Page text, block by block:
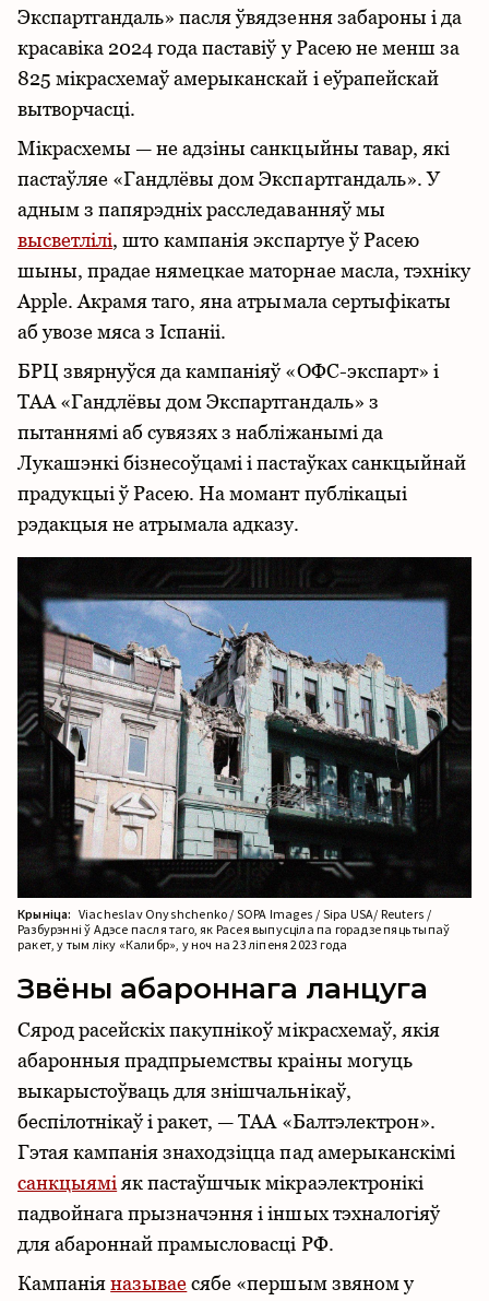
Экспартгандаль» пасля ўвядзення забароны і да
красавіка 2024 года паставіў у Расею не менш за
825 мікрасхемаў амерыканскай і еўрапейскай
вытворчасці.
Мікрасхемы — не адзіны санкцыйны тавар, які
пастаўляе «Гандлёвы дом Экспартгандаль». У
адным з папярэдніх расследаванняў мы
высветлілі, што кампанія экспартуе ў Расею
шыны, прадае нямецкае маторнае масла, тэхніку
Apple. Акрамя таго, яна атрымала сертыфікаты
аб увозе мяса з Іспаніі.
БРЦ звярнуўся да кампаніяў «ОФС-экспарт» і
ТАА «Гандлёвы дом Экспартгандаль» з
пытаннямі аб сувязях з набліжанымі да
Лукашэнкі бізнесоўцамі і пастаўках санкцыйнай
прадукцыі ў Расею. На момант публікацыі
рэдакцыя не атрымала адказу.
Крыніца: Viacheslav Onyshchenko / SOPA Images / Sipa USA/ Reuters /
Разбурэнні ў Адэсе пасля таго, як Расея выпусціла па горадзе пяць тыпаў
ракет, у тым ліку «Калибр», у ноч на 23 ліпеня 2023 года
Звёны абароннага ланцуга
Сярод расейскіх пакупнікоў мікрасхемаў, якія
абаронныя прадпрыемствы краіны могуць
выкарыстоўваць для знішчальнікаў,
беспілотнікаў і ракет, — ТАА «Балтэлектрон».
Гэтая кампанія знаходзіцца пад амерыканскімі
санкцыямі як пастаўшчык мікраэлектронікі
падвойнага прызначэння і іншых тэхналогіяў
для абароннай прамысловасці РФ.
Кампаніяназываесябе «першым звяном у